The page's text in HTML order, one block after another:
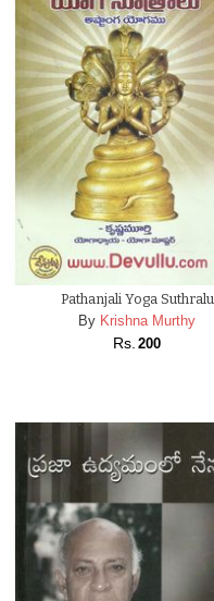
Pathanjali Yoga Suthralu
By Krishna Murthy
Rs. 200